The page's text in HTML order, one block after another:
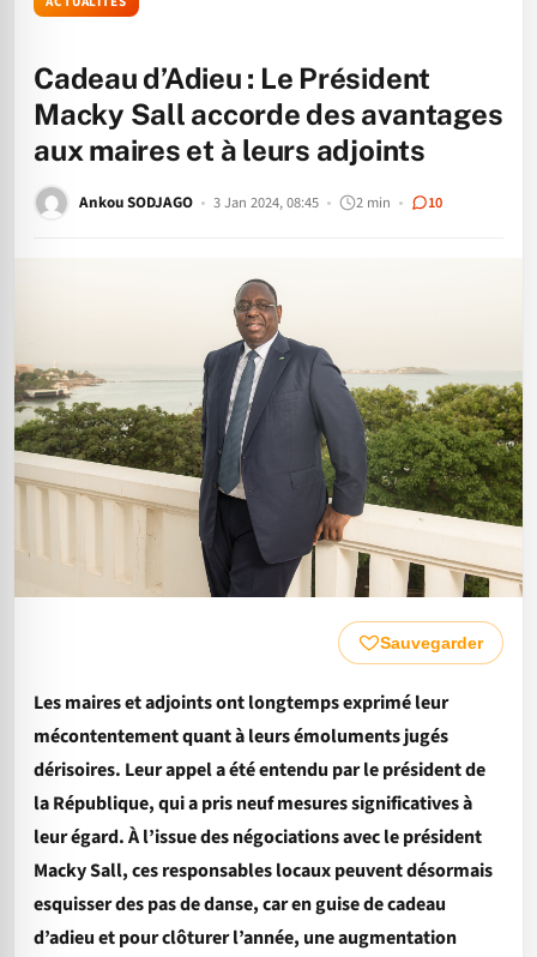
Cadeau d’Adieu : Le Président
Macky Sall accorde des avantages
aux maires et à leurs adjoints
Ankou SODJAGO 3 Jan 2024, 08:45 2 min 10
Sauvegarder
Les maires et adjoints ont longtemps exprimé leur
mécontentement quant à leurs émoluments jugés
dérisoires. Leur appel a été entendu par le président de
la République, qui a pris neuf mesures significatives à
leur égard. À l’issue des négociations avec le président
Macky Sall, ces responsables locaux peuvent désormais
esquisser des pas de danse, car en guise de cadeau
d’adieu et pour clôturer l’année, une augmentation